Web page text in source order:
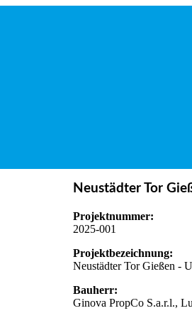
Neustädter Tor
Projektnummer:
2025-001
Projektbezeichnung:
Neustädter Tor Gießen -
Bauherr:
Ginova PropCo S.a.r.l.,